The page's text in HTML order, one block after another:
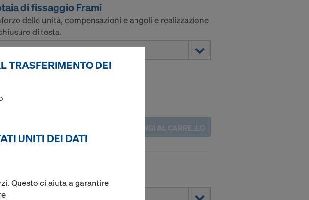
di fissaggio Frami
delle unità, compensazioni e angoli e realizzazione
di testa.
variante
Usato
AGGIUNGI AL CARRELLO
di telai di puntellazione.
variante
TRASFERIMENTO DEI
UNITI DEI DATI
Questo ci aiuta a garantire